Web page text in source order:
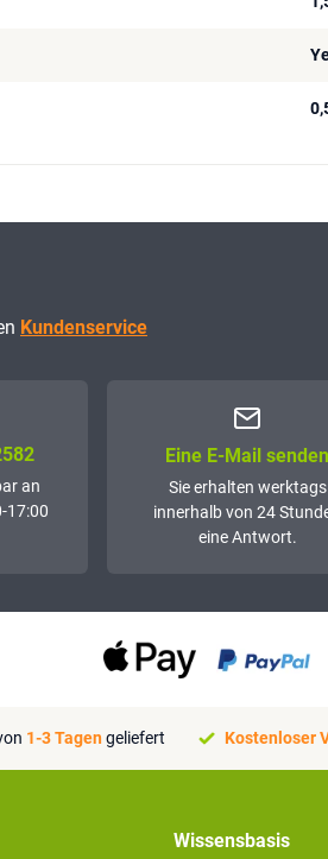
Kundenservice
an
17:00
Eine E-Mail senden
Sie erhalten werktags
innerhalb von 24
eine Antwort.
1-3 Tagengeliefert Kostenloser
Wissensbasis